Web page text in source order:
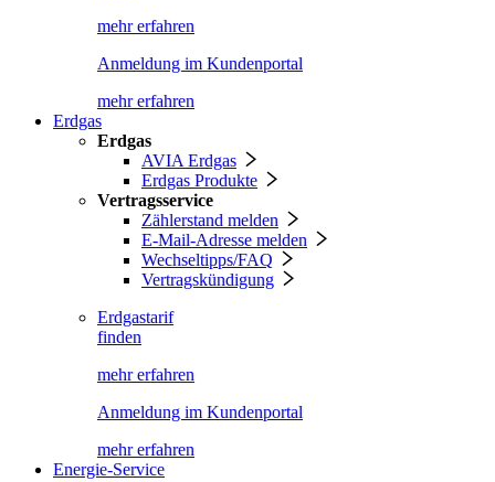
mehr erfahren
Anmeldung im Kundenportal
mehr erfahren
Erdgas
Erdgas
AVIA Erdgas
Erdgas Produkte
Vertragsservice
Zählerstand melden
E-Mail-Adresse melden
Wechseltipps/FAQ
Vertragskündigung
Erdgastarif
finden
mehr erfahren
Anmeldung im Kundenportal
mehr erfahren
Energie-Service